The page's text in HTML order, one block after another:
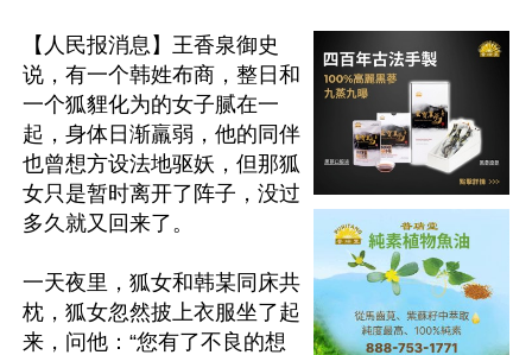
【人民报消息】王香泉御史
说，有一个韩姓布商，整日和
一个狐貍化为的女子腻在一
起，身体日渐羸弱，他的同伴
也曾想方设法地驱妖，但那狐
女只是暂时离开了阵子，没过
多久就又回来了。
一天夜里，狐女和韩某同床共
枕，狐女忽然披上衣服坐了起
来，问他：“您有了不良的想